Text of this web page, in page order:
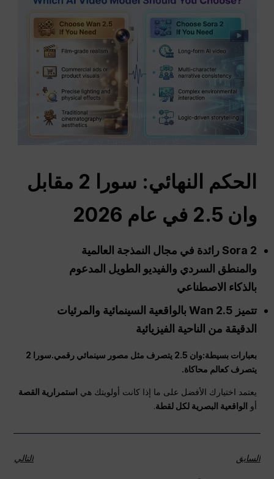
الحكم النهائي: سورا 2 مقابل
وان 2.5 في عام 2026
Sora 2 رائدة في مجال النمذجة العالمية
والمنطق السردي والفيديو الطويل المدعوم
بالذكاء الاصطناعي
تتميز Wan 2.5 بالواقعية السينمائية والمرئيات
الدقيقة من الناحية الفيزيائية
بعبارات بسيطة:وان
سورا 2
يتصرف كعالم محاكاة.
يعتمد اختيارك الأفضل على ما إذا كانت أولويتك هي استمرارية القصة
أو الواقعية البصرية لكل لقطة.
السابق التالي